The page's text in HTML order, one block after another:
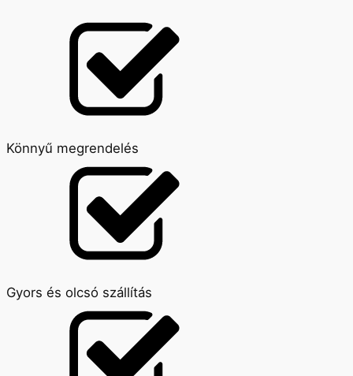
Könnyű megrendelés
Gyors és olcsó szállítás